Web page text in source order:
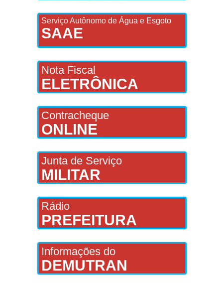
Serviço Autônomo de Água e Esgoto
SAAE
Nota Fiscal
ELETRÔNICA
Contracheque
ONLINE
Junta de Serviço
MILITAR
Rádio
PREFEITURA
Informações do
DEMUTRAN